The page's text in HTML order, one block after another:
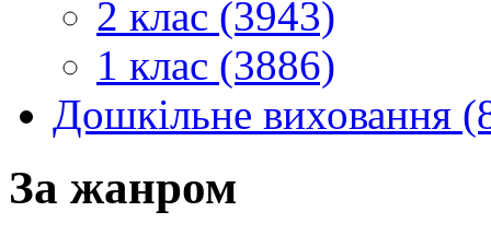
2 клас (3943)
1 клас (3886)
Дошкільне виховання
За жанром